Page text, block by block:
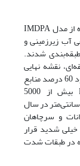
در این مطالعه، حوزه آبخیز ابرقو–سیرجان با استفاده از مدل IMDPA
آب زیرزمینی و
شدند.
نقشه نهایی
شدت بیابان‌زایی به دست آمد. نتایج نشان داد حدود 60 درصد منابع
آب زیرزمینی منطقه دارای شوری شدید (EC بیش از 5000
میکروزیمنس) و میانگین افت سطح آب زیرزمینی 54 سانتی‌متر در سال
و سرچاهان
شدید قرار
از 90 درصد منطقه در طبقات شدت